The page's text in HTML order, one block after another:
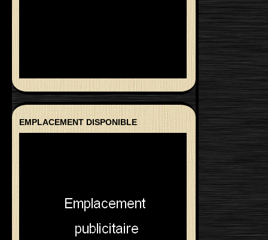
EMPLACEMENT DISPONIBLE